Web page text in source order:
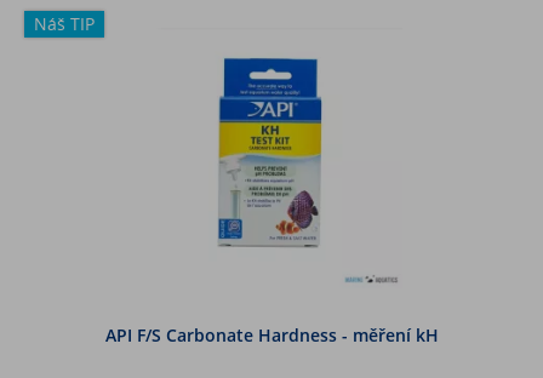
Náš TIP
API F/S Carbonate Hardness - měření kH